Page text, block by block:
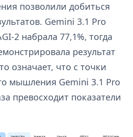
позволили добиться
Gemini 3.1 Pro
2 набрала 77,1%, тогда
результат
означает, что с точки
мышления Gemini 3.1 Pro
превосходит показатели